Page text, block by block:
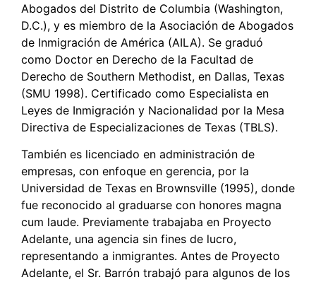
Abogados del Distrito de Columbia (Washington,
D.C.), y es miembro de la Asociación de Abogados
de Inmigración de América (AILA). Se graduó
como Doctor en Derecho de la Facultad de
Derecho de Southern Methodist, en Dallas, Texas
(SMU 1998). Certificado como Especialista en
Leyes de Inmigración y Nacionalidad por la Mesa
Directiva de Especializaciones de Texas (TBLS).
También es licenciado en administración de
empresas, con enfoque en gerencia, por la
Universidad de Texas en Brownsville (1995), donde
fue reconocido al graduarse con honores magna
cum laude. Previamente trabajaba en Proyecto
Adelante, una agencia sin fines de lucro,
representando a inmigrantes. Antes de Proyecto
Adelante, el Sr. Barrón trabajó para algunos de los